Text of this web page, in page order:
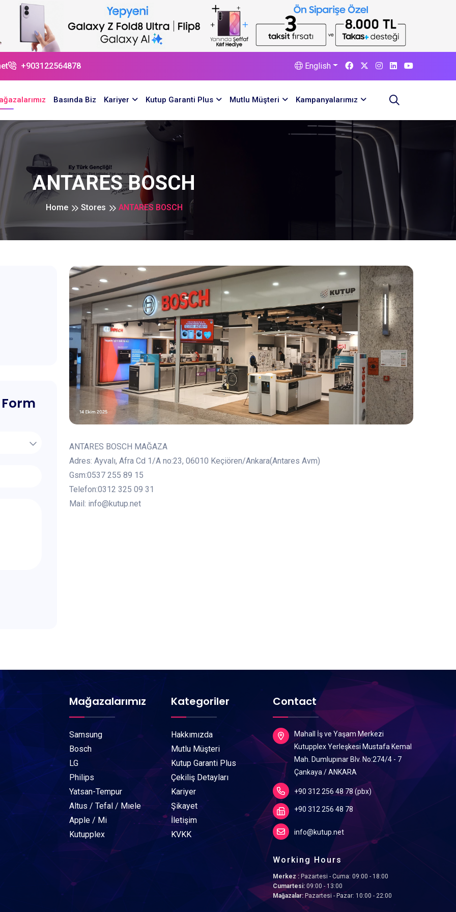
+903122564878 English
Basında Biz Kariyer Kutup Garanti Plus Mutlu Müşteri Kampanyalarımız
ANTARES BOSCH
Home Stores ANTARES BOSCH
ANTARES BOSCH MAĞAZA
Adres: Ayvalı, Afra Cd 1/A no:23, 06010 Keçiören/Ankara(Antares Avm)
Gsm:0537 255 89 15
Telefon:0312 325 09 31
Mail: info@kutup.net
Mağazalarımız
Samsung
Bosch
LG
Philips
Yatsan-Tempur
Altus / Tefal / Mıele
Apple / Mi
Kutupplex
Kategoriler
Hakkımızda
Mutlu Müşteri
Kutup Garanti Plus
Çekiliş Detayları
Kariyer
Şikayet
İletişim
KVKK
Contact
Mahall İş ve Yaşam Merkezi
Kutupplex Yerleşkesi Mustafa Kemal
Mah. Dumlupınar Blv. No:274/4 - 7
Çankaya / ANKARA
+90 312 256 48 78 (pbx)
+90 312 256 48 78
info@kutup.net
Working Hours
Merkez : Pazartesi - Cuma: 09:00 - 18:00
Cumartesi: 09:00 - 13:00
Mağazalar: Pazartesi - Pazar: 10:00 - 22:00